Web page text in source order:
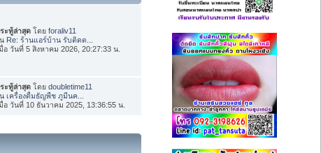
ะทู้ล่าสุด โดยforaliv11
Re: ร้านแอร์บ้าน รับติดต...
อ วันที่ 5 สิงหาคม 2026, 20:27:33 น.
ะทู้ล่าสุด โดยdoubletime11
นเครื่องดื่มธัญพืช ภูมีนค...
อ วันที่ 10 ธันวาคม 2025, 13:36:55 น.